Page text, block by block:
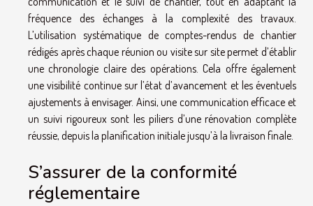
fréquence des échanges à la complexité des travaux.
L’utilisation systématique de comptes-rendus de chantier
rédigés après chaque réunion ou visite sur site permet d’établir
une chronologie claire des opérations. Cela offre également
une visibilité continue sur l’état d’avancement et les éventuels
ajustements à envisager. Ainsi, une communication efficace et
un suivi rigoureux sont les piliers d’une rénovation complète
réussie, depuis la planification initiale jusqu’à la livraison finale.
S’assurer de la conformité
réglementaire